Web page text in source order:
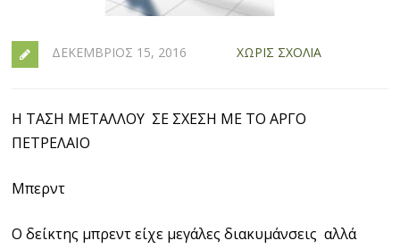
ΔΕΚΈΜΒΡΙΟΣ 15, 2016 ΧΩΡΊΣ ΣΧΌΛΙΑ
H ΤΑΣΗ ΜΕΤΑΛΛΟΥ ΣΕ ΣΧΕΣΗ ΜΕ ΤΟ ΑΡΓΟ
ΠΕΤΡEΛAIΟ
Μπερντ
Ο δείκτης μπρεντ είχε μεγάλες διακυμάνσεις αλλά